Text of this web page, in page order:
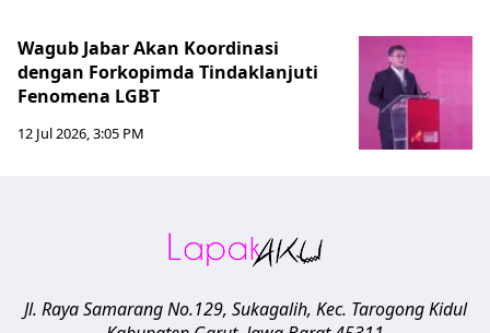
Wagub Jabar Akan Koordinasi
dengan Forkopimda Tindaklanjuti
Fenomena LGBT
12 Jul 2026, 3:05 PM
Jl. Raya Samarang No.129, Sukagalih, Kec. Tarogong Kidul